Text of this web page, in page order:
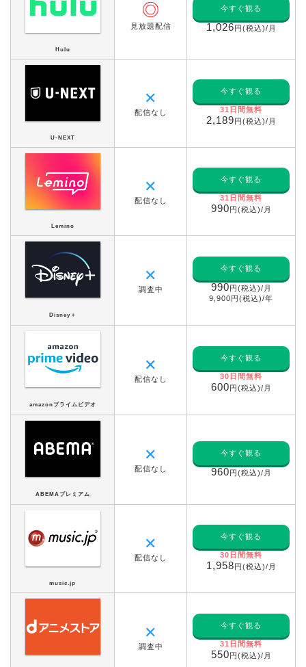
Hulu
◎
見放題配信
今すぐ観る
1,026円(税込)/月
U-NEXT
✕
配信なし
今すぐ観る
31日間無料
2,189円(税込)/月
Lemino
✕
配信なし
今すぐ観る
31日間無料
990円(税込)/月
Disney＋
✕
調査中
今すぐ観る
990円(税込)/月
9,900円(税込)/年
amazonプライムビデオ
✕
配信なし
今すぐ観る
30日間無料
600円(税込)/月
ABEMAプレミアム
✕
配信なし
今すぐ観る
960円(税込)/月
music.jp
✕
配信なし
今すぐ観る
30日間無料
1,958円(税込)/月
✕
調査中
今すぐ観る
31日間無料
550円(税込)/月